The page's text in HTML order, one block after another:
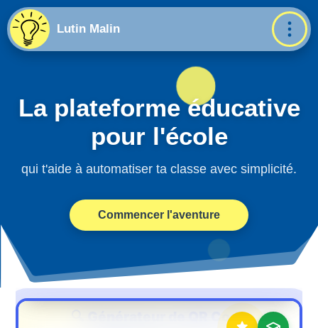
Lutin Malin
La plateforme éducative
pour l'école
qui t'aide à automatiser ta classe avec simplicité.
Commencer l'aventure
Voulez-vous vraiment effacer
ce QR Code ?
Valider
Générateur de QR Code